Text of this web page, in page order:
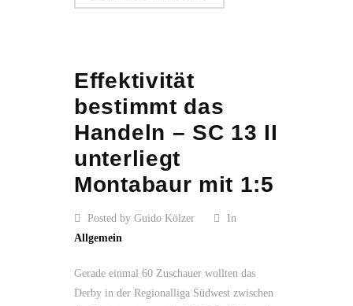
Effektivität
bestimmt das
Handeln – SC 13 II
unterliegt
Montabaur mit 1:5
Posted by Guido Kölzer
In
Allgemein
Gerade einmal 60 Zuschauer wollten das
Derby in der Regionalliga Südwest zwischen